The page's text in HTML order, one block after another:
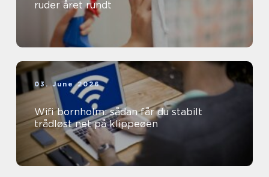
ruder året rundt
03. June 2026
Wifi bornholm: sådan får du stabilt
trådløst net på klippeøen